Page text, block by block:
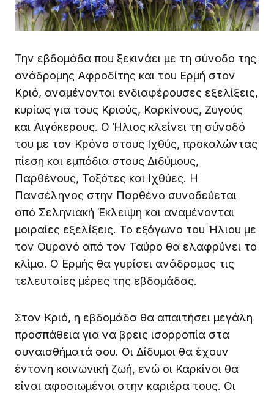
Την εβδομάδα που ξεκινάει με τη σύνοδο της
ανάδρομης Αφροδίτης και του Ερμή στον
Κριό, αναμένονται ενδιαφέρουσες εξελίξεις,
κυρίως για τους Κριούς, Καρκίνους, Ζυγούς
και Αιγόκερους. Ο Ήλιος κλείνει τη σύνοδό
του με τον Κρόνο στους Ιχθύς, προκαλώντας
πίεση και εμπόδια στους Διδύμους,
Παρθένους, Τοξότες και Ιχθύες. Η
Πανσέληνος στην Παρθένο συνοδεύεται
από Σεληνιακή Έκλειψη και αναμένονται
μοιραίες εξελίξεις. Το εξάγωνο του Ήλιου με
τον Ουρανό από τον Ταύρο θα ελαφρύνει το
κλίμα. Ο Ερμής θα γυρίσει ανάδρομος τις
τελευταίες μέρες της εβδομάδας.
Στον Κριό, η εβδομάδα θα απαιτήσει μεγάλη
προσπάθεια για να βρεις ισορροπία στα
συναισθήματά σου. Οι Δίδυμοι θα έχουν
έντονη κοινωνική ζωή, ενώ οι Καρκίνοι θα
είναι αφοσιωμένοι στην καριέρα τους. Οι